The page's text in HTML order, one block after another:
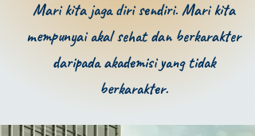
Mari kita jaga diri sendiri. Mari kita
mempunyai akal sehat dan berkarakter
daripada akademisi yang tidak
berkarakter.